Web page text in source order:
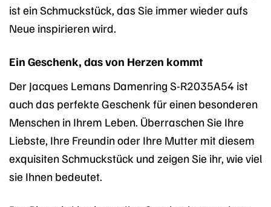
ist ein Schmuckstück, das Sie immer wieder aufs
Neue inspirieren wird.
Ein Geschenk, das von Herzen kommt
Der Jacques Lemans Damenring S-R2035A54 ist
auch das perfekte Geschenk für einen besonderen
Menschen in Ihrem Leben. Überraschen Sie Ihre
Liebste, Ihre Freundin oder Ihre Mutter mit diesem
exquisiten Schmuckstück und zeigen Sie ihr, wie viel
sie Ihnen bedeutet.